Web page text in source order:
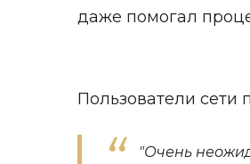
даже помогал
Пользователи сети
"Очень